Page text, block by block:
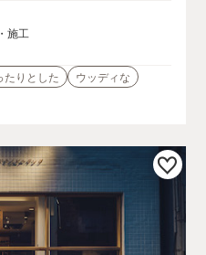
施工
たりとした
ウッディな